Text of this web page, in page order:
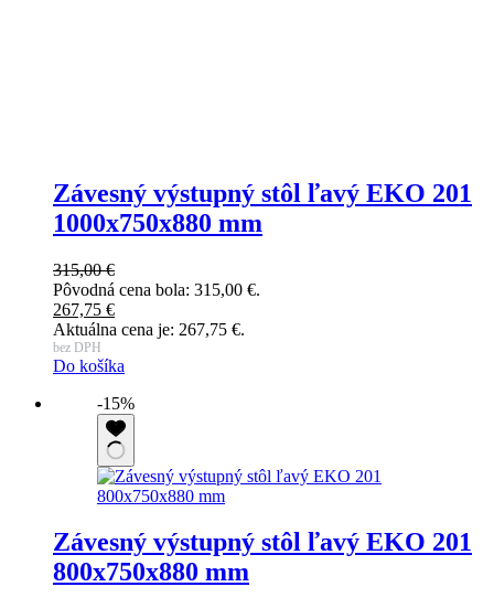
Závesný výstupný stôl ľavý EKO 201
1000x750x880 mm
315,00€
Pôvodná cena bola: 315,00 €.
267,75 €
Aktuálna cena je: 267,75 €.
bez DPH
Do košíka
-15%
Závesný výstupný stôl ľavý EKO 201
800x750x880 mm